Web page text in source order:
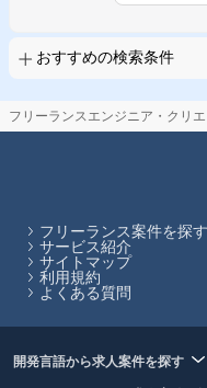
おすすめの検索条件
その他の条件で検索
React TypeScript
フロントエンドエンジニ
スマホアプリエンジニア
アプリケーションエンジ
フリーランスエンジニア・クリ
フリーランス案件を探す
サービス紹介
サイトマップ
利用規約
よくある質問
開発言語から求人案件を探す